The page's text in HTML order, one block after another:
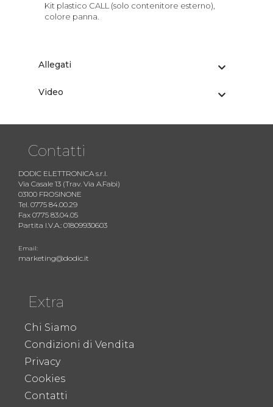
Kit plastico CALL (solo contenitore esterno),
colore panna.
Allegati
Video
Contatti
DODIC ELETTRONICA s.r.l.
Via Casale 13 (Trav. Via A.Fabi)
03100 FROSINONE
Tel. 0775 84.00.29
Fax 0775 83.04.05
Partita I.V.A.: 01809930603
Email:
marketing@dodic.it
Extra
Chi Siamo
Condizioni di Vendita
Privacy
Cookies
Contatti